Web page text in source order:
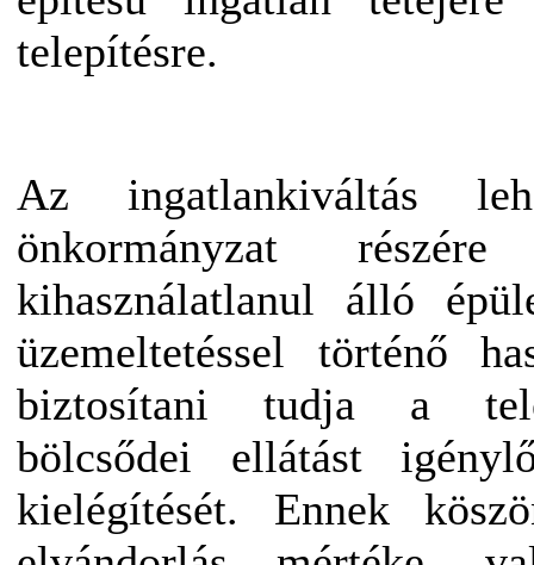
telepítésre.
Az ingatlankiváltás
önkormányzat
kihasználatlanul álló
üzemeltetéssel történő
biztosítani tudja a
bölcsődei ellátást
kielégítését. Ennek